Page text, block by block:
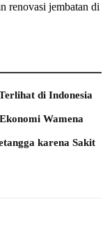
renovasi jembatan di
di Indonesia
Wamena
karena Sakit